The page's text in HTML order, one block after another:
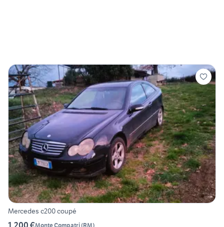
Mercedes c200 coupé
Monte Compatri(RM)